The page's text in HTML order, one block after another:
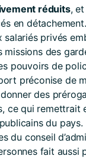
réduits,
en
privés
missions des
pouvoirs de
préconise de
des
ce qui remettrait
du
du conseil
fait aussi